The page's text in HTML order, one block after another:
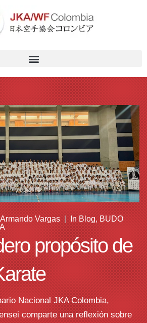
Armando Vargas | InBlog,BUDO
propósito de
Nacional JKA Colombia,
comparte una reflexión sobre